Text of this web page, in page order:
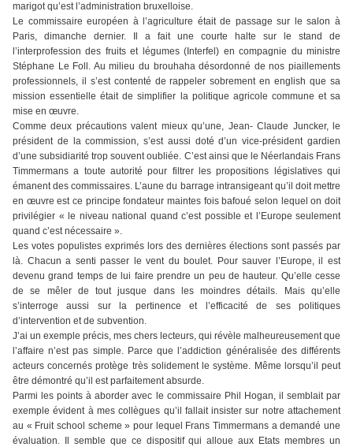
marigot qu’est l’administration bruxelloise.
Le commissaire européen à l’agriculture était de passage sur le salon à
Paris, dimanche dernier. Il a fait une courte halte sur le stand de
l’interprofession des fruits et légumes (Interfel) en compagnie du ministre
Stéphane Le Foll. Au milieu du brouhaha désordonné de nos piaillements
professionnels, il s’est contenté de rappeler sobrement en english que sa
mission essentielle était de simplifier la politique agricole commune et sa
mise en œuvre.
Comme deux précautions valent mieux qu’une, Jean- Claude Juncker, le
président de la commission, s’est aussi doté d’un vice-président gardien
d’une subsidiarité trop souvent oubliée. C’est ainsi que le Néerlandais Frans
Timmermans a toute autorité pour filtrer les propositions législatives qui
émanent des commissaires. L’aune du barrage intransigeant qu’il doit mettre
en œuvre est ce principe fondateur maintes fois bafoué selon lequel on doit
privilégier « le niveau national quand c’est possible et l’Europe seulement
quand c’est nécessaire ».
Les votes populistes exprimés lors des dernières élections sont passés par
là. Chacun a senti passer le vent du boulet. Pour sauver l’Europe, il est
devenu grand temps de lui faire prendre un peu de hauteur. Qu’elle cesse
de se mêler de tout jusque dans les moindres détails. Mais qu’elle
s’interroge aussi sur la pertinence et l’efficacité de ses politiques
d’intervention et de subvention.
J’ai un exemple précis, mes chers lecteurs, qui révèle malheureusement que
l’affaire n’est pas simple. Parce que l’addiction généralisée des différents
acteurs concernés protège très solidement le système. Même lorsqu’il peut
être démontré qu’il est parfaitement absurde.
Parmi les points à aborder avec le commissaire Phil Hogan, il semblait par
exemple évident à mes collègues qu’il fallait insister sur notre attachement
au « Fruit school scheme » pour lequel Frans Timmermans a demandé une
évaluation. Il semble que ce dispositif qui alloue aux Etats membres un